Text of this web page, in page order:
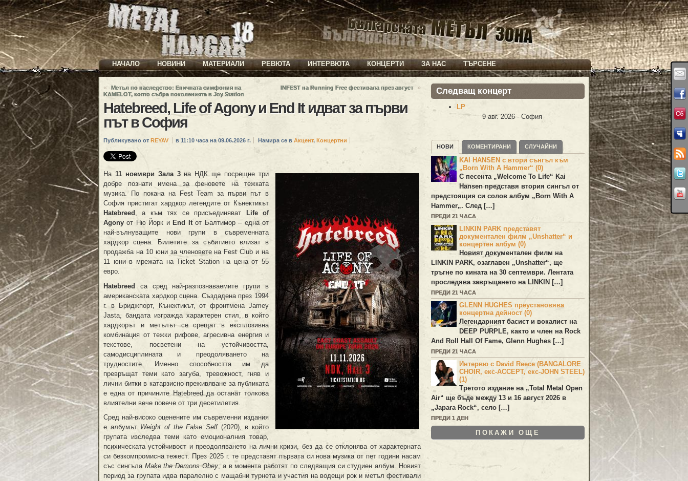
НАЧАЛО НОВИНИ МАТЕРИАЛИ РЕВЮТА ИНТЕРВЮТА КОНЦЕРТИ ЗА НАС ТЪРСЕНЕ
«
Метъл по наследство: Епичната симфония на
KAMELOT, която събра поколенията в Joy Station
INFEST на Running Free фестивала през август »
Hatebreed, Life of Agony и End It идват за първи
път в София
Публикувано от REYAV в 11:10 часа на 09.06.2026 г. Намира се в Акцент, Концертни
На 11 ноември Зала 3на НДК ще посрещне три
добре познати имена за феновете на тежката
музика. По покана на Fest Team за първи път в
София пристигат хардкор легендите от Кънектикът
Hatebreed
, а към тях се присъединяват
Life of
Agony от Ню Йорк и End Itот Балтимор – една от
най-вълнуващите нови групи в съвременната
хардкор сцена. Билетите за събитието влизат в
продажба на 10 юни за членовете на Fest Club и на
11 юни в мрежата на Ticket Station на цена от 55
евро.
Hatebreed са сред най-разпознаваемите групи в
американската хардкор сцена. Създадена през 1994
г. в Бриджпорт, Кънектикът, от фронтмена Jamey
Jasta, бандата изгражда характерен стил, в който
хардкорът и метълът се срещат в експлозивна
комбинация от тежки рифове, агресивна енергия и
текстове, посветени на устойчивостта,
самодисциплината и преодоляването на
трудностите. Именно способността им да
превръщат теми като загуба, тревожност, гняв и
лични битки в катарзисно преживяване за публиката
е една от причините Hatebreed да останат толкова
влиятелни вече повече от три десетилетия.
Сред най-високо оценените им съвременни издания
е албумът Weight of the False Self(2020), в който
групата изследва теми като емоционалния товар,
психическата устойчивост и преодоляването на лични кризи, без да се отклонява от характерната
си безкомпромисна тежест. През 2025 г. те представят първата си нова музика от пет години насам
със сингъла Make the Demons Obey, а в момента работят по следващия си студиен албум. Новият
период за групата идва паралелно с мащабни турнета и участия на водещи рок и метъл фестивали
Следващ концерт
LP
9 авг. 2026 - София
НОВИ КОМЕНТИРАНИ СЛУЧАЙНИ
KAI HANSEN с втори сънгъл към
„Born With A Hammer“ (0)
С песента „Welcome To Life“ Kai
Hansenпредставя втория сингъл от
предстоящия си солов албум „ Born With A
Hammer„. След […]
ПРЕДИ 21 ЧАСА
LINKIN PARK представят
документален филм „Unshatter“ и
концертен албум (0)
Новият документален филм на
LINKIN PARK, озаглавен „Unshatter“, ще
тръгне по кината на 30 септември. Лентата
проследява завръщането наLINKIN […]
ПРЕДИ 21 ЧАСА
GLENN HUGHES преустановява
концертна дейност (0)
Легендарният басист и вокалист на
DEEP PURPLE, както и член на Rock
And Roll Hall Of Fame, Glenn Hughes […]
ПРЕДИ 21 ЧАСА
Интервю с David Reece (BANGALORE
CHOIR, екс-ACCEPT, екс-JOHN STEEL)
(1)
Третото издание на „Total Metal Open
Air“ ще бъде между 13 и 16 август 2026 в
„Japara Rock“, село […]
ПРЕДИ 1 ДЕН
ПОКАЖИ ОЩЕ